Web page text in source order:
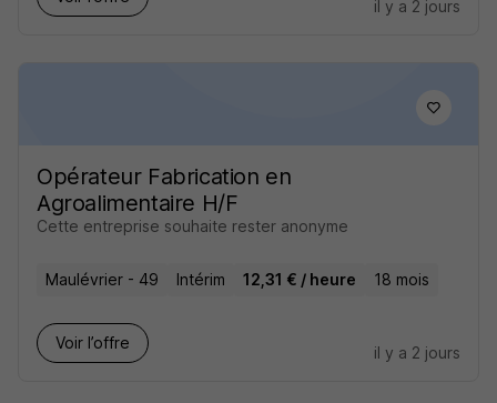
il y a 2 jours
Opérateur Fabrication en
Agroalimentaire H/F
Cette entreprise souhaite rester anonyme
Maulévrier - 49 Intérim 12,31 € / heure 18 mois
Voir l’offre
il y a 2 jours